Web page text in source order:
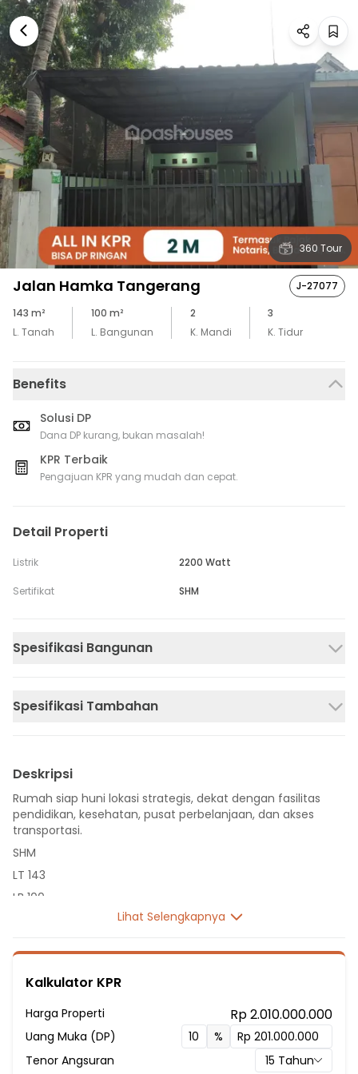
360 Tour
Jalan Hamka Tangerang
J-27077
143 m²
L. Tanah
100 m²
L. Bangunan
2
K. Mandi
3
K. Tidur
Benefits
Solusi DP
Dana DP kurang, bukan masalah!
KPR Terbaik
Pengajuan KPR yang mudah dan cepat.
Detail Properti
Listrik 2200 Watt
Sertifikat SHM
Spesifikasi Bangunan
Spesifikasi Tambahan
Deskripsi
Rumah siap huni lokasi strategis, dekat dengan fasilitas
pendidikan, kesehatan, pusat perbelanjaan, dan akses
transportasi.
SHM
LT 143
LB 100
Listrik 2200 VA
Fasilitas Sekitar Hunian:
2 Menit ke SD 1 Yapija
2 Menit ke SDN Larangan Selatan 3
Lihat Selengkapnya
Kalkulator KPR
Harga Properti Rp 2.010.000.000
Uang Muka (DP)
%
Tenor Angsuran
15 Tahun